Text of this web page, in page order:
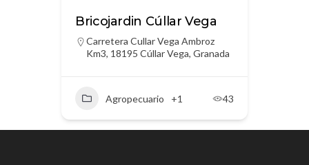
Bricojardin Cúllar Vega
Carretera Cullar Vega Ambroz
Km3, 18195 Cúllar Vega, Granada
Agropecuario +1 43